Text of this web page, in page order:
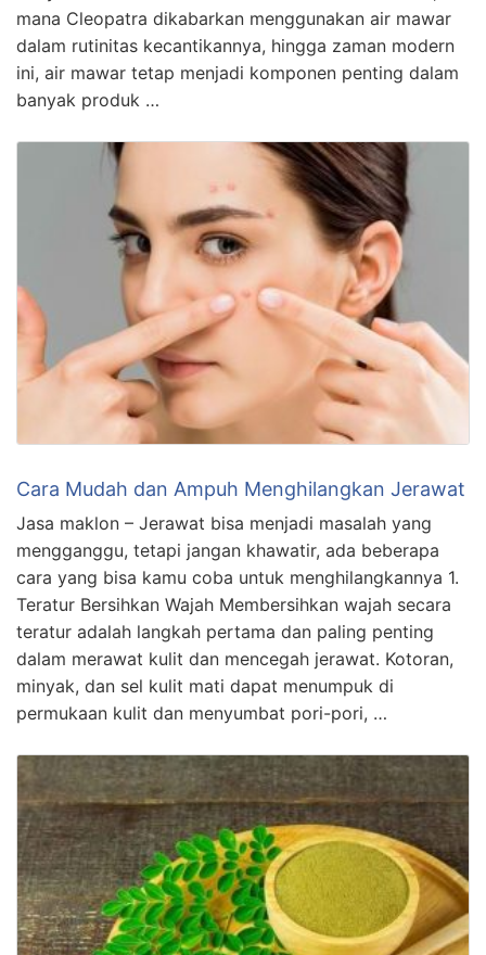
mana Cleopatra dikabarkan menggunakan air mawar
dalam rutinitas kecantikannya, hingga zaman modern
ini, air mawar tetap menjadi komponen penting dalam
banyak produk …
Cara Mudah dan Ampuh Menghilangkan Jerawat
Jasa maklon – Jerawat bisa menjadi masalah yang
mengganggu, tetapi jangan khawatir, ada beberapa
cara yang bisa kamu coba untuk menghilangkannya 1.
Teratur Bersihkan Wajah Membersihkan wajah secara
teratur adalah langkah pertama dan paling penting
dalam merawat kulit dan mencegah jerawat. Kotoran,
minyak, dan sel kulit mati dapat menumpuk di
permukaan kulit dan menyumbat pori-pori, …